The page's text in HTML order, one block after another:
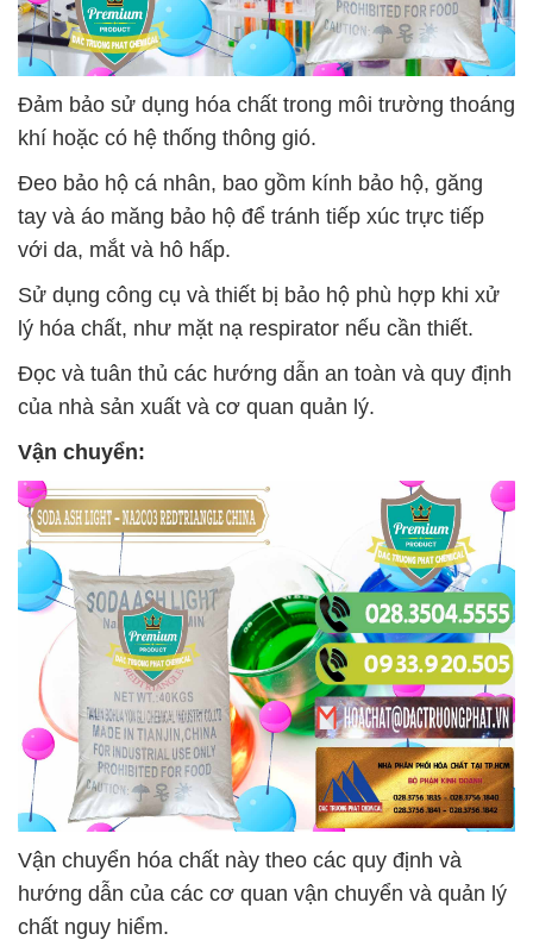
Đảm bảo sử dụng hóa chất trong môi trường thoáng
khí hoặc có hệ thống thông gió.
Đeo bảo hộ cá nhân, bao gồm kính bảo hộ, găng
tay và áo măng bảo hộ để tránh tiếp xúc trực tiếp
với da, mắt và hô hấp.
Sử dụng công cụ và thiết bị bảo hộ phù hợp khi xử
lý hóa chất, như mặt nạ respirator nếu cần thiết.
Đọc và tuân thủ các hướng dẫn an toàn và quy định
của nhà sản xuất và cơ quan quản lý.
Vận chuyển:
Vận chuyển hóa chất này theo các quy định và
hướng dẫn của các cơ quan vận chuyển và quản lý
chất nguy hiểm.